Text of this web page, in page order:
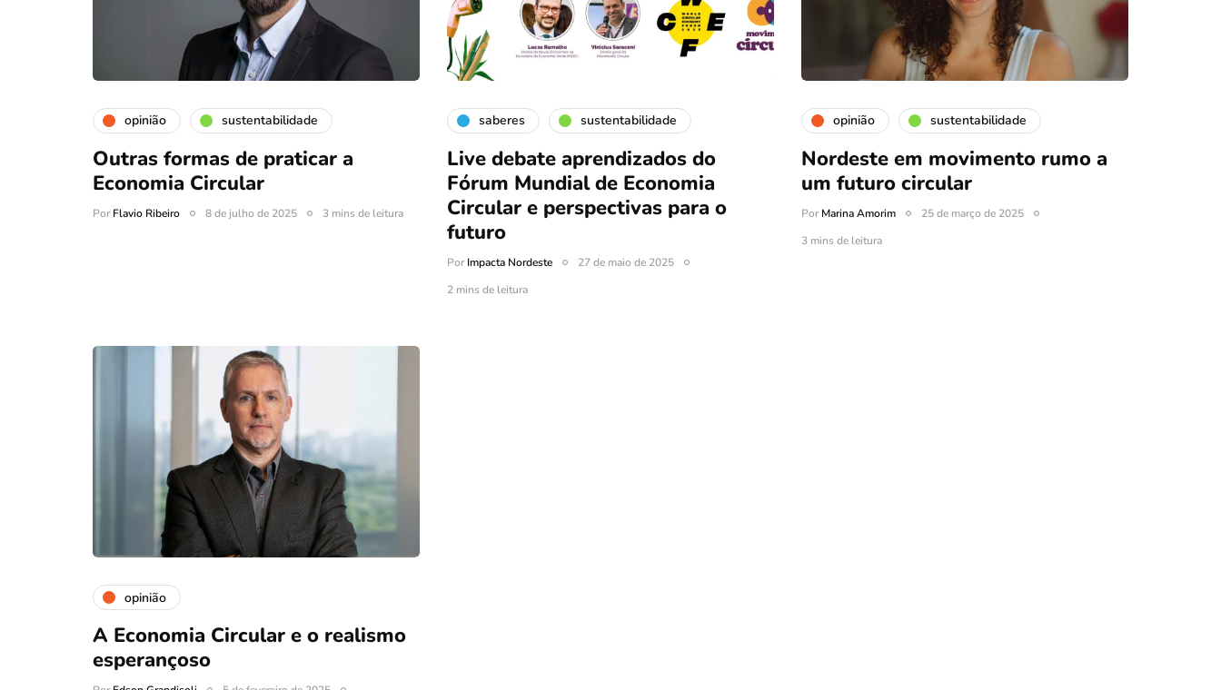
opinião sustentabilidade
Outras formas de praticar a
Economia Circular
PorFlavio Ribeiro 8 de julho de 2025 3 mins de leitura
saberes sustentabilidade
Live debate aprendizados do
Fórum Mundial de Economia
Circular e perspectivas para o
futuro
PorImpacta Nordeste
27 de maio de 2025
2 mins de leitura
opinião sustentabilidade
Nordeste em movimento rumo a
um futuro circular
PorMarina Amorim
25 de março de 2025
3 mins de leitura
opinião
A Economia Circular e o realismo
esperançoso